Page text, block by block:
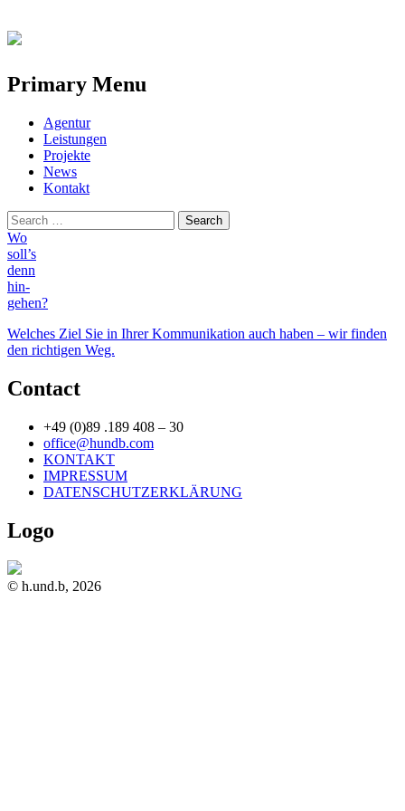
Primary Menu
Skip
content
Agentur
Leistungen
Projekte
News
Kontakt
Search
for:
Wo
soll’s
denn
hin-
gehen?
Welches Ziel Sie in Ihrer Kommunikation auch haben – wir finden
den richtigen Weg.
Contact
+49 (0)89 .189 408 – 30
office@hundb.com
KONTAKT
IMPRESSUM
DATENSCHUTZERKLÄRUNG
Logo
© h.und.b, 2026